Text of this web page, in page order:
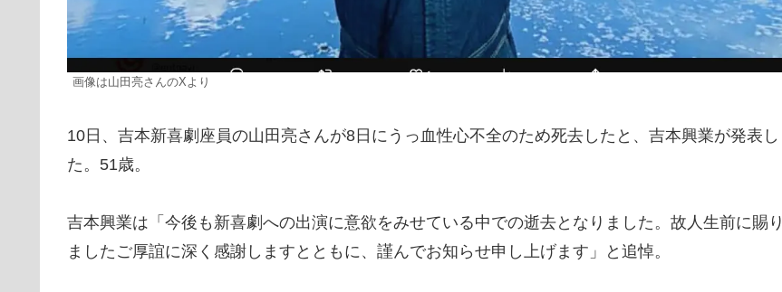
画像は山田亮さんのXより
10日、吉本新喜劇座員の山田亮さんが8日にうっ血性心不全のため死去したと、吉本興業が発表し
た。51歳。
吉本興業は「今後も新喜劇への出演に意欲をみせている中での逝去となりました。故人生前に賜り
ましたご厚誼に深く感謝しますとともに、謹んでお知らせ申し上げます」と追悼。